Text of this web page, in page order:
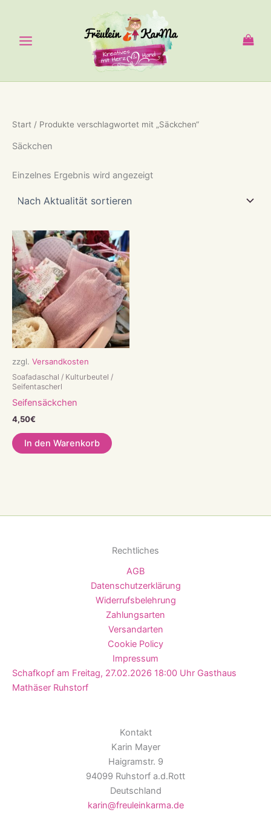
springen
Start / Produkte verschlagwortet mit „Säckchen“
Säckchen
Einzelnes Ergebnis wird angezeigt
zzgl. Versandkosten
Soafadaschal / Kulturbeutel /
Seifentascherl
Seifensäckchen
4,50€
In den Warenkorb
Rechtliches
AGB
Datenschutzerklärung
Widerrufsbelehrung
Zahlungsarten
Versandarten
Cookie Policy
Impressum
Schafkopf am Freitag, 27.02.2026 18:00 Uhr Gasthaus
Mathäser Ruhstorf
Kontakt
Karin Mayer
Haigramstr. 9
94099 Ruhstorf a.d.Rott
Deutschland
karin@freuleinkarma.de